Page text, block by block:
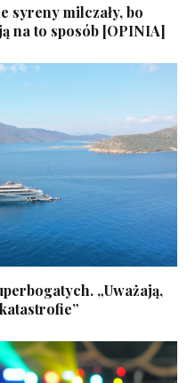
syreny milczały, bo
na to sposób [OPINIA]
„Uważają,